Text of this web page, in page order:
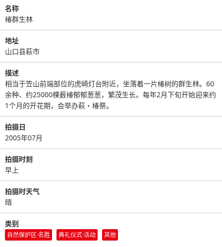
名称
椿群生林
地址
山口县萩市
描述
相当于笠山前端部位的虎崎灯台附近，坐落着一片椿树的群生林。60
余种、约25000棵薮椿郁郁葱葱，繁茂生长。每年2月下旬开始迎来约
1个月的开花期，会举办萩・椿祭。
拍摄日
2005年07月
拍摄时刻
早上
拍摄时天气
晴
类别
自然保护区·名胜 典礼仪式·活动 其他